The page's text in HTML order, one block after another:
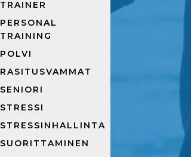
TRAINER
PERSONAL
TRAINING
POLVI
RASITUSVAMMAT
SENIORI
STRESSI
STRESSINHALLINTA
SUORITTAMINEN